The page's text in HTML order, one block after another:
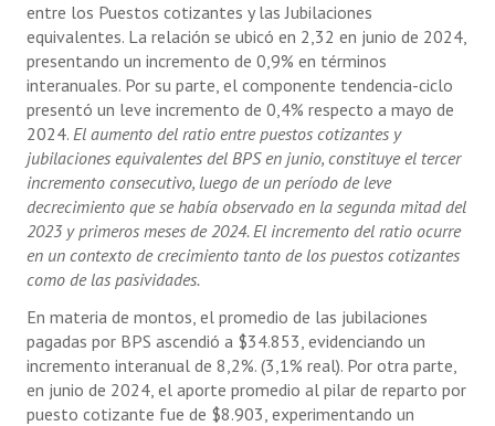
entre los Puestos cotizantes y las Jubilaciones
equivalentes. La relación se ubicó en 2,32 en junio de 2024,
presentando un incremento de 0,9% en términos
interanuales. Por su parte, el componente tendencia-ciclo
presentó un leve incremento de 0,4% respecto a mayo de
2024. El aumento del ratio entre puestos cotizantes y
jubilaciones equivalentes del BPS en junio, constituye el tercer
incremento consecutivo, luego de un período de leve
decrecimiento que se había observado en la segunda mitad del
2023 y primeros meses de 2024. El incremento del ratio ocurre
en un contexto de crecimiento tanto de los puestos cotizantes
como de las pasividades.
En materia de montos, el promedio de las jubilaciones
pagadas por BPS ascendió a $34.853, evidenciando un
incremento interanual de 8,2%. (3,1% real). Por otra parte,
en junio de 2024, el aporte promedio al pilar de reparto por
puesto cotizante fue de $8.903, experimentando un